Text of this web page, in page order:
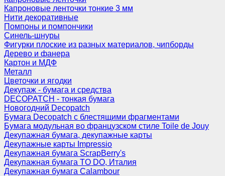
Капроновые ленточки тонкие 3 мм
Нити декоративные
Помпоны и помпончики
Синель-шнуры
Фигурки плоские из разных материалов, чипборды
Дерево и фанера
Картон и МДФ
Металл
Цветочки и ягодки
Декупаж - бумага и средства
DECOPATCH - тонкая бумага
Новогодний Decopatch
Бумага Decopatch с блестящими фрагментами
Бумага модульная во французском стиле Toile de Jouy
Декупажная бумага, декупажные карты
Декупажные карты Impressio
Декупажная бумага ScrapBerry's
Декупажная бумага TO DO, Италия
Декупажная бумага Calambour